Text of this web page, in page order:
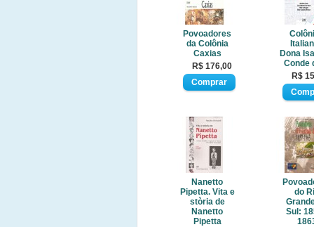
Povoadores
da Colônia
Caxias
R$ 176,00
Dona
Conde
R$
Nanetto
Pipetta. Vita e
stòria de
Nanetto
Pipetta
do
Sul: